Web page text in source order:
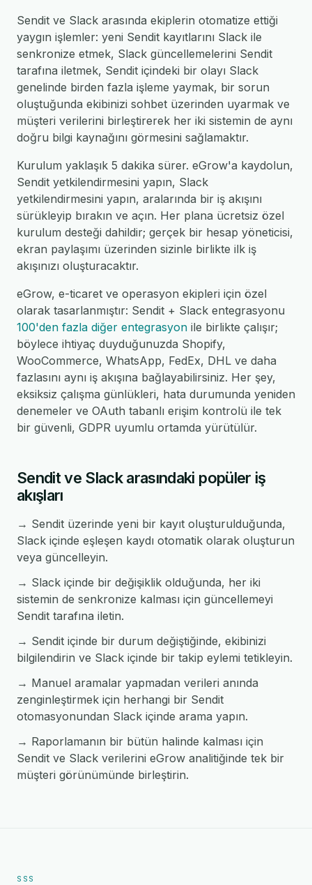
Sendit ve Slack arasında ekiplerin otomatize ettiği
yaygın işlemler: yeni Sendit kayıtlarını Slack ile
senkronize etmek, Slack güncellemelerini Sendit
tarafına iletmek, Sendit içindeki bir olayı Slack
genelinde birden fazla işleme yaymak, bir sorun
oluştuğunda ekibinizi sohbet üzerinden uyarmak ve
müşteri verilerini birleştirerek her iki sistemin de aynı
doğru bilgi kaynağını görmesini sağlamaktır.
Kurulum yaklaşık 5 dakika sürer. eGrow'a kaydolun,
Sendit yetkilendirmesini yapın, Slack
yetkilendirmesini yapın, aralarında bir iş akışını
sürükleyip bırakın ve açın. Her plana ücretsiz özel
kurulum desteği dahildir; gerçek bir hesap yöneticisi,
ekran paylaşımı üzerinden sizinle birlikte ilk iş
akışınızı oluşturacaktır.
eGrow, e-ticaret ve operasyon ekipleri için özel
olarak tasarlanmıştır: Sendit + Slack entegrasyonu
100'den fazla diğer entegrasyon ile birlikte çalışır;
böylece ihtiyaç duyduğunuzda Shopify,
WooCommerce, WhatsApp, FedEx, DHL ve daha
fazlasını aynı iş akışına bağlayabilirsiniz. Her şey,
eksiksiz çalışma günlükleri, hata durumunda yeniden
denemeler ve OAuth tabanlı erişim kontrolü ile tek
bir güvenli, GDPR uyumlu ortamda yürütülür.
Sendit ve Slack arasındaki popüler iş
akışları
→ Sendit üzerinde yeni bir kayıt oluşturulduğunda,
Slack içinde eşleşen kaydı otomatik olarak oluşturun
veya güncelleyin.
→ Slack içinde bir değişiklik olduğunda, her iki
sistemin de senkronize kalması için güncellemeyi
Sendit tarafına iletin.
→ Sendit içinde bir durum değiştiğinde, ekibinizi
bilgilendirin ve Slack içinde bir takip eylemi tetikleyin.
→ Manuel aramalar yapmadan verileri anında
zenginleştirmek için herhangi bir Sendit
otomasyonundan Slack içinde arama yapın.
→ Raporlamanın bir bütün halinde kalması için
Sendit ve Slack verilerini eGrow analitiğinde tek bir
müşteri görünümünde birleştirin.
SSS